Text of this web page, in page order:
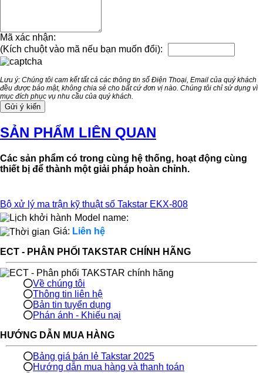
Mã xác nhận:
(Kích chuột vào mã nếu bạn muốn đổi):
Lưu ý: Chúng tôi cam kết tất cả các thông tin số Điện Thoại, Email của quý khách
đều được bảo mật, không chia sẻ cho bất cứ đơn vị nào. Chúng tôi chỉ sử dụng vì
mục đích phục vụ nhu cầu của quý khách.
SẢN PHẨM LIÊN QUAN
Các sản phẩm có trong cùng hệ thống, hoạt động cùng
thiết bị để thành một giải pháp hoàn chỉnh.
Bộ xử lý ma trận kỹ thuật số Takstar EKX-808
Model name:
Giá: Liên hệ
ECT - PHÂN PHỐI TAKSTAR CHÍNH HÃNG
Về chúng tôi
Thông tin liên hệ
Bản tin tuyển dụng
Phán ánh - Khiếu nại
HƯỚNG DẪN MUA HÀNG
Bảng giá bán lẻ Takstar 2025
Hướng dẫn mua hàng và thanh toán